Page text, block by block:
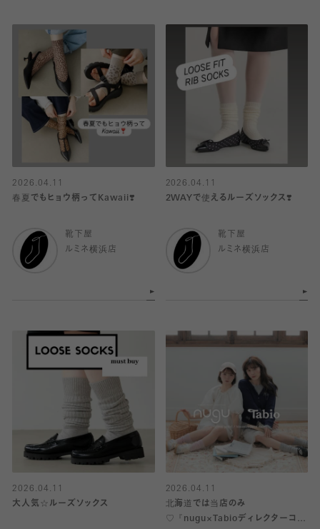
2026.04.11
春夏でもヒョウ柄ってKawaii❣️
靴下屋
ルミネ横浜店
2026.04.11
2WAYで使えるルーズソックス❣️
靴下屋
ルミネ横浜店
2026.04.11
大人気☆ルーズソックス
2026.04.11
北海道では当店のみ
♡『nugu×Tabioディレクターコラ